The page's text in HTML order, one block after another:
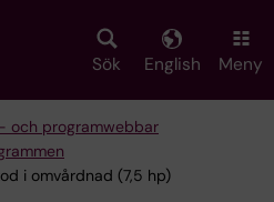
Sök English Meny
och programwebbar
i omvårdnad (7,5 hp)